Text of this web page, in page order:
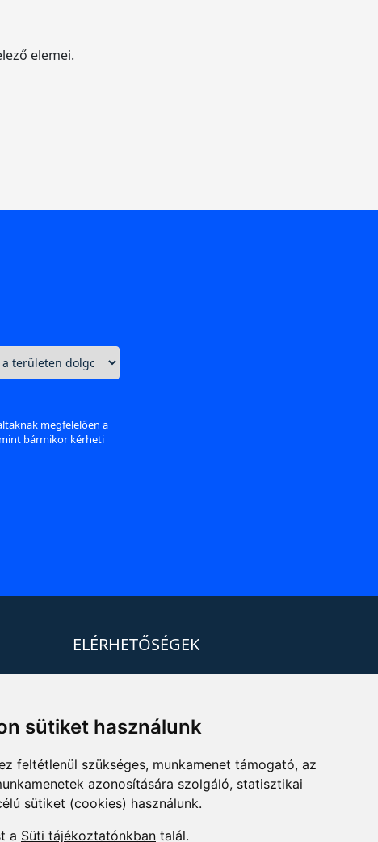
sütiket használunk
feltétlenül szükséges, munkamenet támogató, az
azonosítására szolgáló, statisztikai
sütiket (cookies) használunk.
a Süti tájékoztatónkban talál.
elemei.
megfelelően a
bármikor kérheti
ELÉRHETŐSÉGEK
info@mprx.hu